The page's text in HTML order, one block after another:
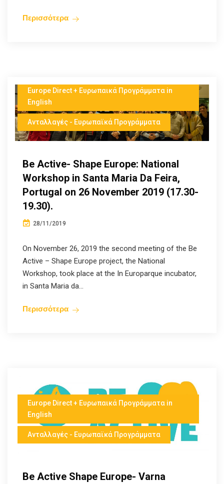
Περισσότερα
Europe Direct + Ευρωπαικά Προγράμματα in
English
Ανταλλαγές - Ευρωπαϊκά Προγράμματα
Be Active- Shape Europe: National
Workshop in Santa Maria Da Feira,
Portugal on 26 November 2019 (17.30-
19.30).
28/11/2019
On November 26, 2019 the second meeting of the Be
Active – Shape Europe project, the National
Workshop, took place at the In Europarque incubator,
in Santa Maria da...
Περισσότερα
Europe Direct + Ευρωπαικά Προγράμματα in
English
Ανταλλαγές - Ευρωπαϊκά Προγράμματα
Be Active Shape Europe- Varna